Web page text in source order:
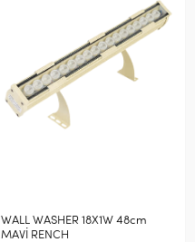
WALL WASHER 18X1W 48cm
MAVİ RENCH